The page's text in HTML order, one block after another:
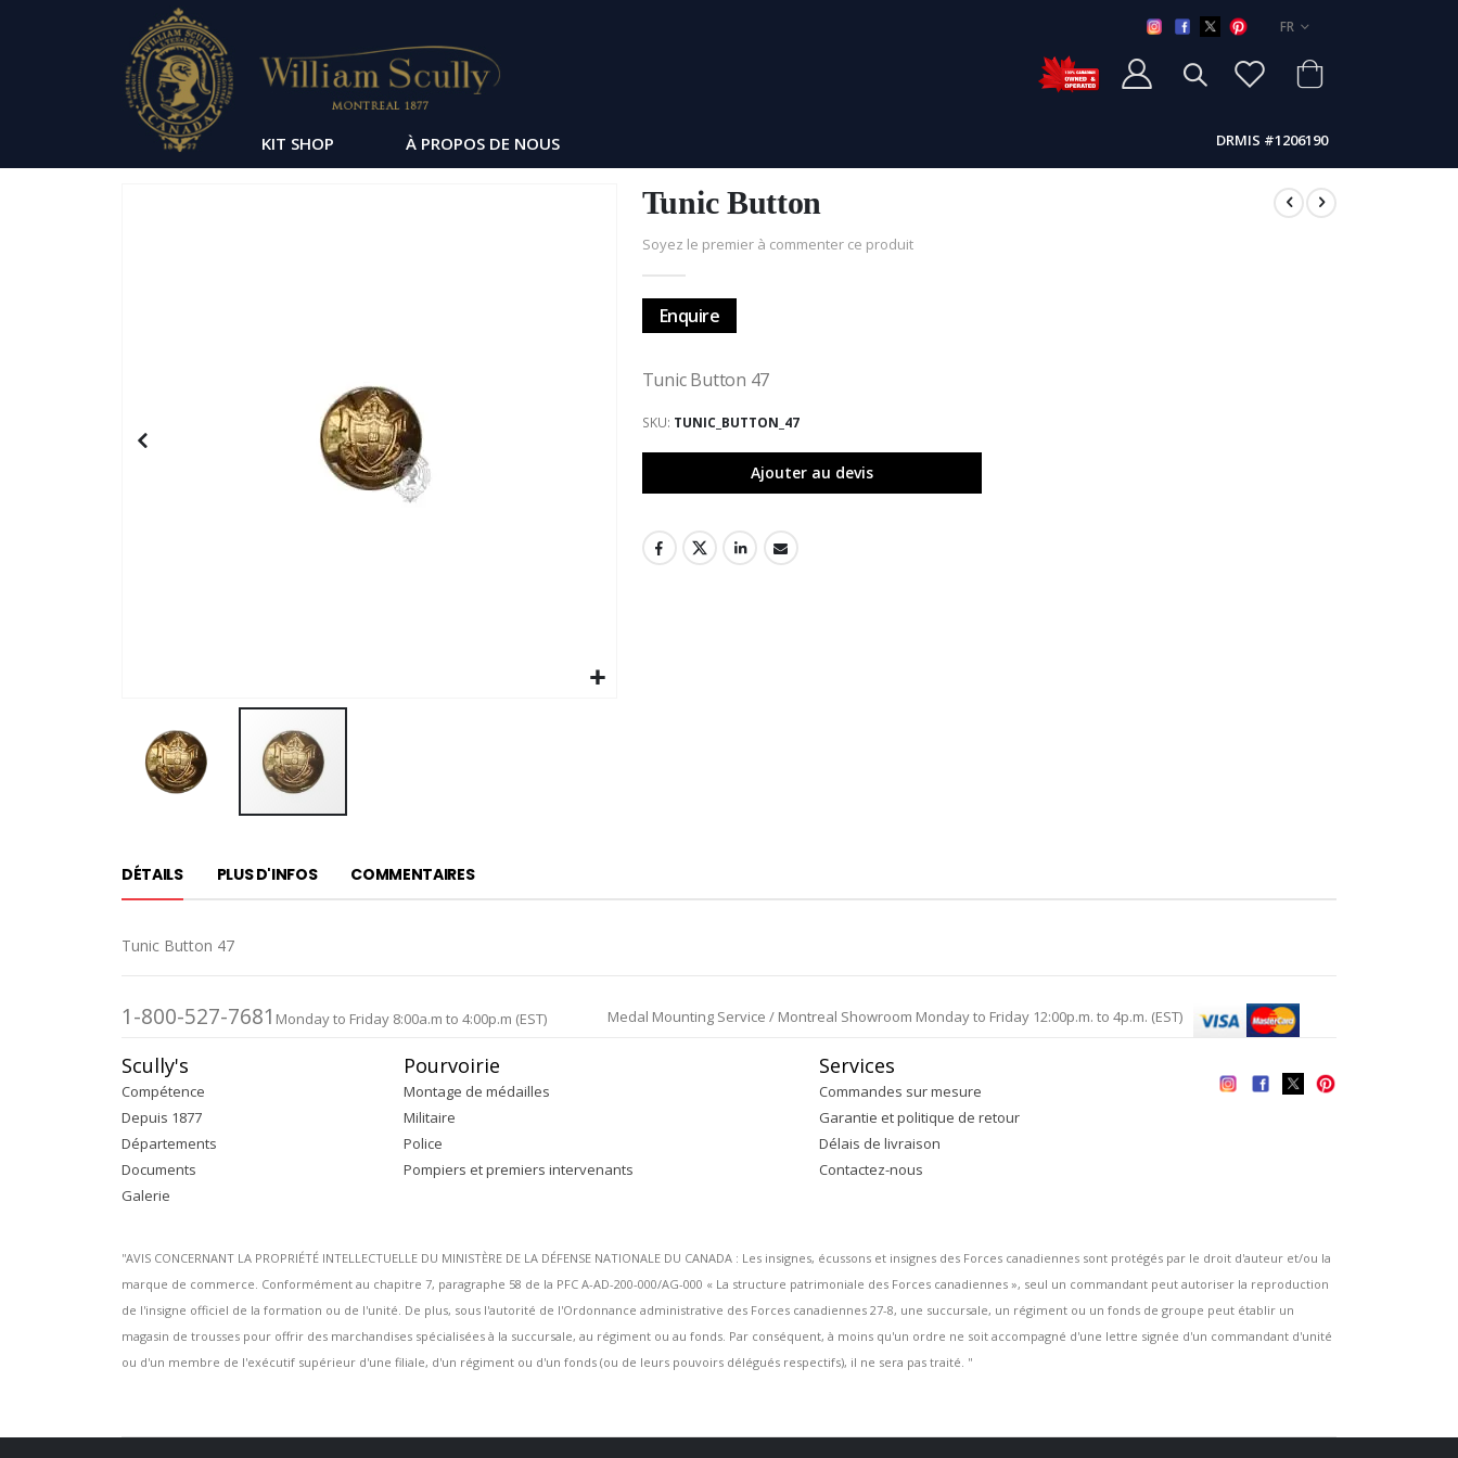
LANGUE
FR
KIT SHOP À PROPOS DE NOUS DRMIS #1206190
début
de
Galerie
Tunic Button
Soyez le premier à commenter ce produit
Enquire
Tunic Button 47
SKU TUNIC_BUTTON_47
Ajouter au devis
DÉTAILS
Tunic Button 47
PLUS D'INFOS COMMENTAIRES
1-800-527-7681 Monday to Friday 8:00a.m to 4:00p.m (EST) Medal Mounting Service / Montreal Showroom Monday to Friday 12:00p.m. to 4p.m. (EST)
Scully's
Compétence
Depuis 1877
Départements
Documents
Galerie
Pourvoirie
Montage de médailles
Militaire
Police
Pompiers et premiers intervenants
Services
Commandes sur mesure
Garantie et politique de retour
Délais de livraison
Contactez-nous
''AVIS CONCERNANT LA PROPRIÉTÉ INTELLECTUELLE DU MINISTÈRE DE LA DÉFENSE NATIONALE DU CANADA : Les insignes, écussons et insignes des Forces canadiennes sont protégés par le droit d'auteur et/ou la
marque de commerce. Conformément au chapitre 7, paragraphe 58 de la PFC A-AD-200-000/AG-000 « La structure patrimoniale des Forces canadiennes », seul un commandant peut autoriser la reproduction
de l'insigne officiel de la formation ou de l'unité. De plus, sous l'autorité de l'Ordonnance administrative des Forces canadiennes 27-8, une succursale, un régiment ou un fonds de groupe peut établir un
magasin de trousses pour offrir des marchandises spécialisées à la succursale, au régiment ou au fonds. Par conséquent, à moins qu'un ordre ne soit accompagné d'une lettre signée d'un commandant d'unité
ou d'un membre de l'exécutif supérieur d'une filiale, d'un régiment ou d'un fonds (ou de leurs pouvoirs délégués respectifs), il ne sera pas traité. ''